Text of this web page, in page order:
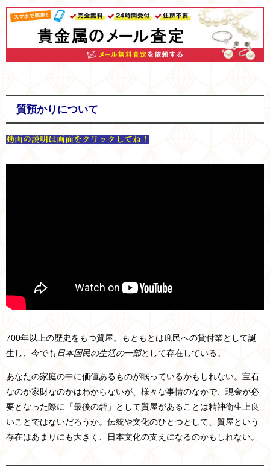
質預かりについて
動画の説明は画面をクリックしてね！
700年以上の歴史をもつ質屋。もともとは庶民への貸付業として誕
生し、今でも 日本国民の生活の一部として存在している。
あなたの家庭の中に価値あるものが眠っているかもしれない。宝石
なのか家財なのかはわからないが、様々な事情のなかで、現金が必
要となった際に「最後の砦」として質屋があることは精神衛生上良
いことではないだろうか。伝統や文化のひとつとして、質屋という
存在はあまりにも大きく、日本文化の支えになるのかもしれない。